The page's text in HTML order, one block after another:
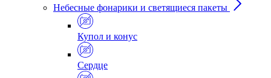
Небесные фонарики и светящиеся пакеты
Купол и конус
Сердце